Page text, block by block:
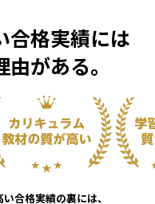
合格実績には
由がある。
い合格実績の裏には、